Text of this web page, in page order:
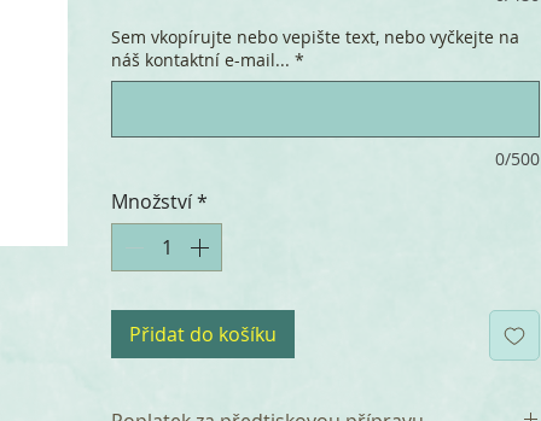
Sem vkopírujte nebo vepište text, nebo vyčkejte na
náš kontaktní e-mail... *
0/500
Množství*
Přidat do košíku